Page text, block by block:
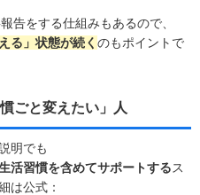
告をする仕組みもあるので、
る」状態が続く のもポイントで
ごと変えたい」人
明でも
活習慣を含めてサポートするス
は公式：